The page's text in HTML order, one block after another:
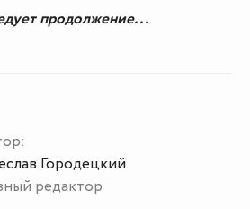
продолжение...
Городецкий
редактор